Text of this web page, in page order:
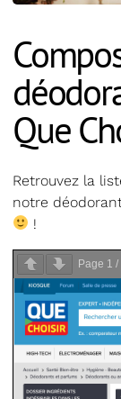
Que
Retrouvez la
notre
!
Page 1 /